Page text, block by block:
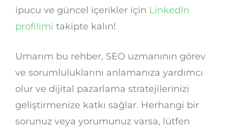
ipucu ve güncel içerikler için LinkedIn
profilimi takipte kalın!
Umarım bu rehber, SEO uzmanının görev
ve sorumluluklarını anlamanıza yardımcı
olur ve dijital pazarlama stratejilerinizi
geliştirmenize katkı sağlar. Herhangi bir
sorunuz veya yorumunuz varsa, lütfen